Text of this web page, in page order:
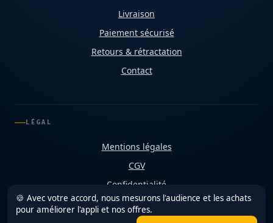
Livraison
Paiement sécurisé
Retours & rétractation
Contact
LÉGAL
Mentions légales
CGV
Confidentialité
Cookies
🍪 Avec votre accord, nous mesurons l'audience et les achats
pour améliorer l'appli et nos offres.